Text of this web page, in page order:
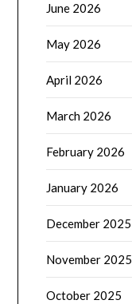
June 2026
May 2026
April 2026
March 2026
February 2026
January 2026
December 2025
November 2025
October 2025